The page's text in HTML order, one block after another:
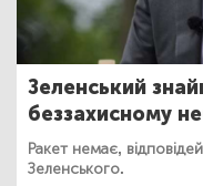
Зеленський
беззахисному
Ракет немає,
Зеленського.